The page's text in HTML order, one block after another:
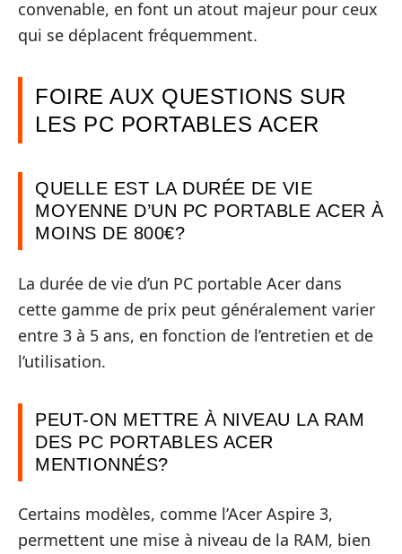
convenable, en font un atout majeur pour ceux
qui se déplacent fréquemment.
FOIRE AUX QUESTIONS SUR
LES PC PORTABLES ACER
QUELLE EST LA DURÉE DE VIE
MOYENNE D’UN PC PORTABLE ACER À
MOINS DE 800€?
La durée de vie d’un PC portable Acer dans
cette gamme de prix peut généralement varier
entre 3 à 5 ans, en fonction de l’entretien et de
l’utilisation.
PEUT-ON METTRE À NIVEAU LA RAM
DES PC PORTABLES ACER
MENTIONNÉS?
Certains modèles, comme l’Acer Aspire 3,
permettent une mise à niveau de la RAM, bien